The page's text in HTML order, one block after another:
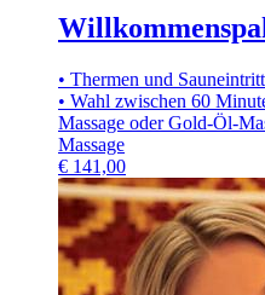
• Thermen und
• Wahl zwischen 60
Massage oder Gold-Öl-
Massage
€ 141,00